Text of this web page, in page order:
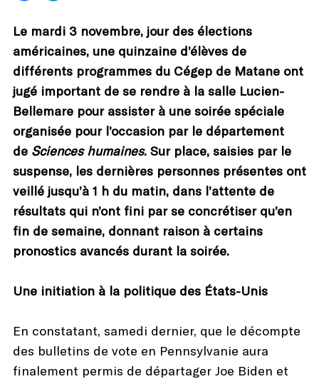
Le mardi 3 novembre, jour des élections
américaines, une quinzaine d’élèves de
différents programmes du Cégep de Matane ont
jugé important de se rendre à la salle Lucien-
Bellemare pour assister à une soirée spéciale
organisée pour l’occasion par le département
de Sciences humaines. Sur place, saisies par le
suspense, les dernières personnes présentes ont
veillé jusqu’à 1 h du matin, dans l’attente de
résultats qui n’ont fini par se concrétiser qu’en
fin de semaine, donnant raison à certains
pronostics avancés durant la soirée.
Une initiation à la politique des États-Unis
En constatant, samedi dernier, que le décompte
des bulletins de vote en Pennsylvanie aura
finalement permis de départager Joe Biden et